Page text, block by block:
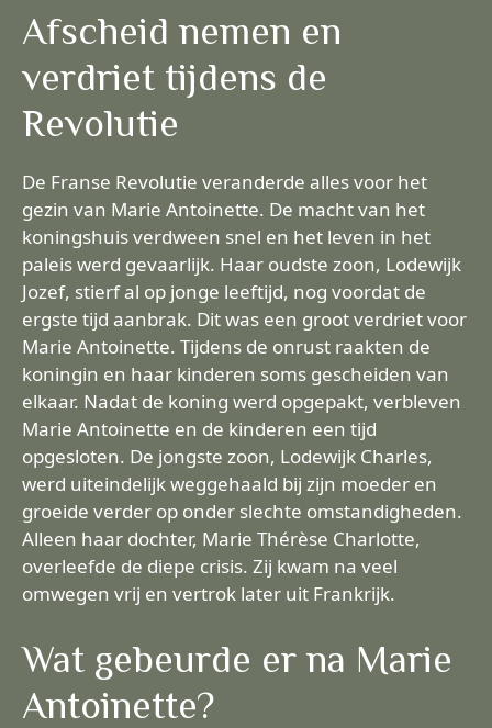
Afscheid nemen en
verdriet tijdens de
Revolutie
De Franse Revolutie veranderde alles voor het
gezin van Marie Antoinette. De macht van het
koningshuis verdween snel en het leven in het
paleis werd gevaarlijk. Haar oudste zoon, Lodewijk
Jozef, stierf al op jonge leeftijd, nog voordat de
ergste tijd aanbrak. Dit was een groot verdriet voor
Marie Antoinette. Tijdens de onrust raakten de
koningin en haar kinderen soms gescheiden van
elkaar. Nadat de koning werd opgepakt, verbleven
Marie Antoinette en de kinderen een tijd
opgesloten. De jongste zoon, Lodewijk Charles,
werd uiteindelijk weggehaald bij zijn moeder en
groeide verder op onder slechte omstandigheden.
Alleen haar dochter, Marie Thérèse Charlotte,
overleefde de diepe crisis. Zij kwam na veel
omwegen vrij en vertrok later uit Frankrijk.
Wat gebeurde er na Marie
Antoinette?